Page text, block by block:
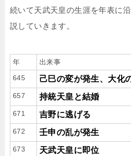
続いて天武天皇の生涯を年表に
説していきます。
年
出来事
645
己巳の変が発生、大化
657 持統天皇と結婚
671 吉野に逃げる
672 壬申の乱が発生
673 天武天皇に即位